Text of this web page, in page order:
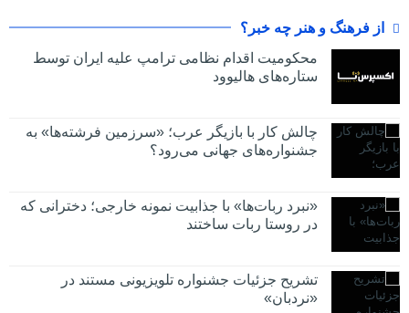
از فرهنگ و هنر چه خبر؟
محکومیت اقدام نظامی ترامپ علیه ایران توسط
ستاره‌های هالیوود
چالش کار با بازیگر عرب؛ «سرزمین فرشته‌ها» به
جشنواره‌های جهانی می‌رود؟
«نبرد ربات‌ها» با جذابیت نمونه خارجی؛ دخترانی که
در روستا ربات ساختند
تشریح جزئیات جشنواره‌ تلویزیونی مستند در
«نردبان»